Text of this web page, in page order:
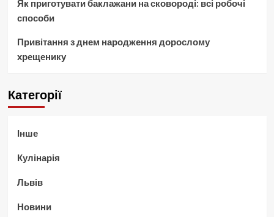
Як приготувати баклажани на сковороді: всі робочі
способи
Привітання з днем народження дорослому
хрещенику
Категорії
Інше
Кулінарія
Львів
Новини